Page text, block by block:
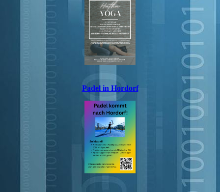
Padel in Hordorf